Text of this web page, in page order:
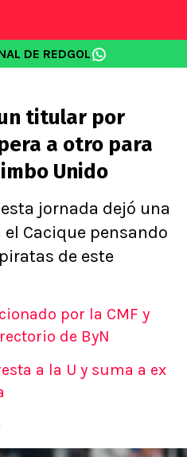
DE REDGOL
titular por
a otro para
Unido
jornada dejó una
Cacique pensando
de este
por la CMF y
de ByN
a la U y suma a ex